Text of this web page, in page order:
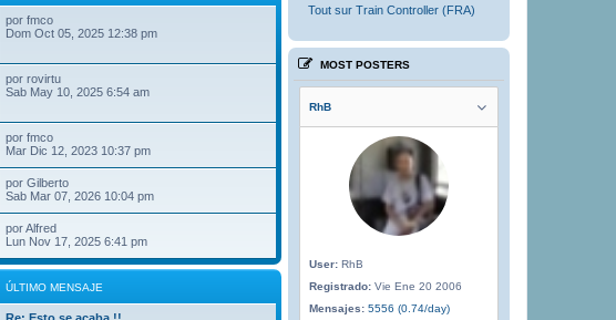
por fmco
Dom Oct 05, 2025 12:38 pm
por rovirtu
Sab May 10, 2025 6:54 am
por fmco
Mar Dic 12, 2023 10:37 pm
por Gilberto
Sab Mar 07, 2026 10:04 pm
porAlfred
Lun Nov 17, 2025 6:41 pm
ÚLTIMO MENSAJE
Tout sur Train Controller (FRA)
MOST POSTERS
RhB
User: RhB
Registrado: Vie Ene 20 2006
Mensajes: 5556 (0.74/day)